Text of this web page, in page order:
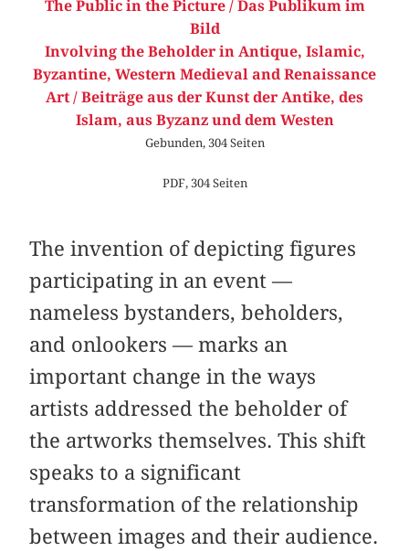
The Public in the Picture / Das Publikum im
Bild
Involving the Beholder in Antique, Islamic,
Byzantine, Western Medieval and Renaissance
Art / Beiträge aus der Kunst der Antike, des
Islam, aus Byzanz und dem Westen
Gebunden, 304 Seiten
PDF, 304 Seiten
The invention of depicting figures
participating in an event —
nameless bystanders, beholders,
and onlookers — marks an
important change in the ways
artists addressed the beholder of
the artworks themselves. This shift
speaks to a significant
transformation of the relationship
between images and their audience.